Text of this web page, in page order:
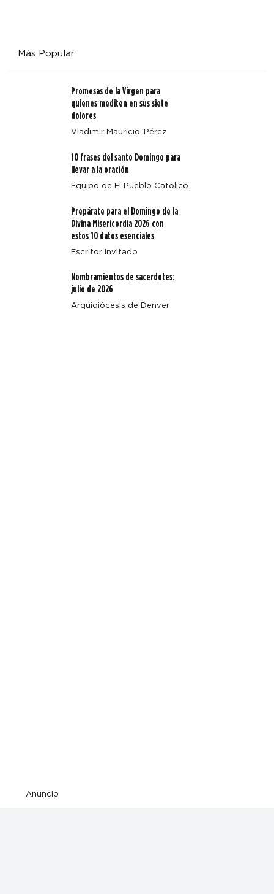
Más Popular
Promesas de la Virgen para
quienes mediten en sus siete
dolores
Vladimir Mauricio-Pérez
10 frases del santo Domingo para
llevar a la oración
Equipo de El Pueblo Católico
Prepárate para el Domingo de la
Divina Misericordia 2026 con
estos 10 datos esenciales
Escritor Invitado
Nombramientos de sacerdotes:
julio de 2026
Arquidiócesis de Denver
Anuncio